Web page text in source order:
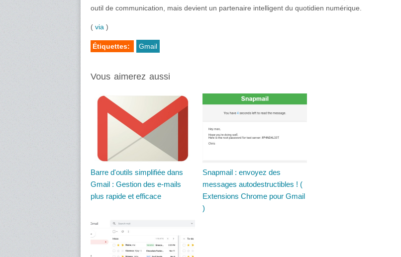
outil de communication, mais devient un partenaire intelligent du quotidien numérique.
( via )
Étiquettes: Gmail
Vous aimerez aussi
Barre d'outils simplifiée dans
Gmail : Gestion des e-mails
plus rapide et efficace
Snapmail : envoyez des
messages autodestructibles ! (
Extensions Chrome pour Gmail
)